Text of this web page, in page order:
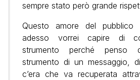
sempre stato però grande
Questo amore del
adesso vorrei capire di
strumento perché penso
strumento di un messaggio,
c’era che va recuperata